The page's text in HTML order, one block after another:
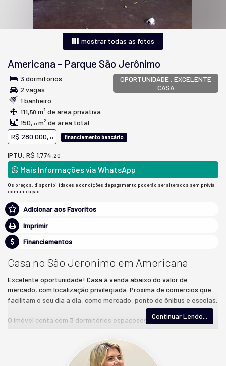
mostrar todas as fotos
Americana - Parque São Jerônimo
OPORTUNIDADE , EXCELENTE
CASA
3 dormitórios
2 vagas
1 banheiro
111,50 m² de área privativa
150,00 m² de área total
R$ 280.000,00 financiamento bancário
IPTU: R$ 1.774,20
Mais Informações via WhatsApp
Os preços, disponibilidades e condições de pagamento poderão ser alterados sem prévia
comunicação.
Adicionar aos Favoritos
Imprimir
Financiamentos
Casa no São Jeronimo em Americana
Excelente oportunidade! Casa à venda abaixo do valor de
mercado, com localização privilegiada. Próxima de comércios que
facilitam o seu dia a dia, como mercado, ponto de ônibus e escolas.
O imóvel conta com 3 dormitórios espaçosos, 1 banheiro social,
iluminada. A cozinha ampla é perfeita para quem gosta de preparar
refeições em família, e a lavanderia completa o espaço com muita
Continuar Lendo...